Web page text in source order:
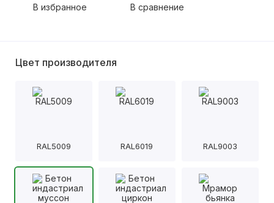
В избранное В сравнение
Цвет производителя
RAL5009 RAL6019 RAL9003